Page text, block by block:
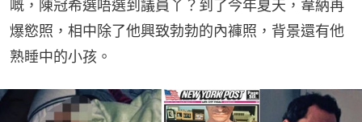
嘅，陳冠希選唔選到議員丫？到了今年夏天，韋納再
爆慾照，相中除了他興致勃勃的內褲照，背景還有他
熟睡中的小孩。